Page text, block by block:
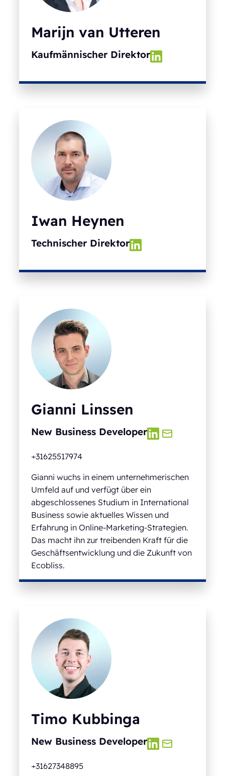
Marijn van Utteren
Kaufmännischer Direktor
Iwan Heynen
Technischer Direktor
Gianni Linssen
New Business Developer
+31625517974
Gianni wuchs in einem unternehmerischen
Umfeld auf und verfügt über ein
abgeschlossenes Studium in International
Business sowie aktuelles Wissen und
Erfahrung in Online-Marketing-Strategien.
Das macht ihn zur treibenden Kraft für die
Geschäftsentwicklung und die Zukunft von
Ecobliss.
Timo Kubbinga
New Business Developer
+31627348895